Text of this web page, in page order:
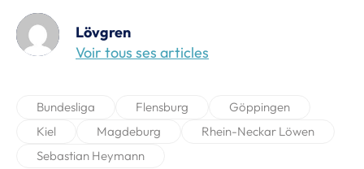
Lövgren
Voir tous ses articles
Bundesliga Flensburg
Göppingen
Kiel
Magdeburg
Rhein-Neckar Löwen
Sebastian Heymann